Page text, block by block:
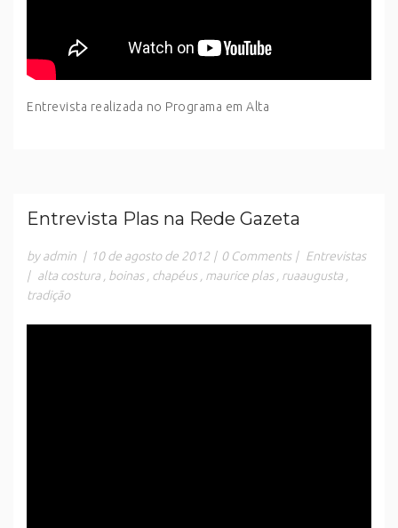
Entrevista realizada no Programa em Alta
Entrevista Plas na Rede Gazeta
by admin | 10 de agosto de 2012 | 0 Comments | Entrevistas
| alta costura boinas chapéus maurice plas ruaaugusta
tradição